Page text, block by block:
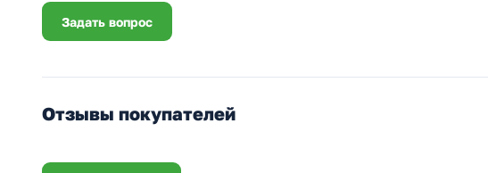
Задать вопрос
Отзывы покупателей